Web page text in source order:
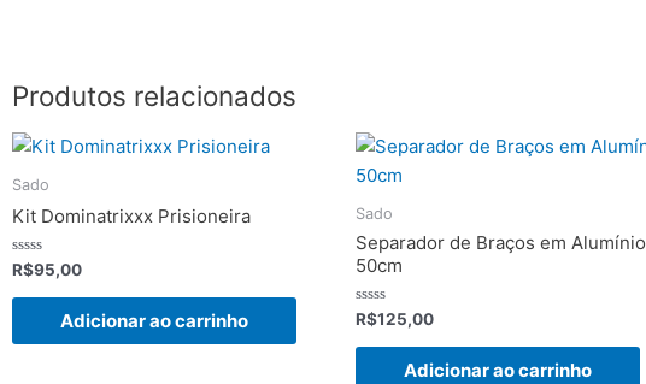
Produtos relacionados
Sado
Kit Dominatrixxx Prisioneira
Avaliação
0
de
R$95,00
Adicionar ao carrinho
Sado
Separador de Braços em Alumínio
50cm
Avaliação
0
de
R$125,00
Adicionar ao carrinho